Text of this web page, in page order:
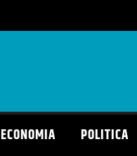
ECONOMIA POLITICA